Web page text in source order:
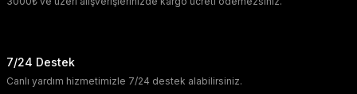
7/24 Destek
Canlı yardım hizmetimizle 7/24 destek alabilirsiniz.